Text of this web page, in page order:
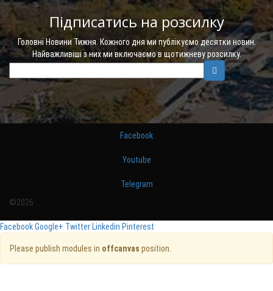
Підписатись на розсилку
Головні Новини Тижня. Кожного дня ми публікуємо десятки новин.
Найважливіші з них ми включаємо в щотижневу розсилку.
Facebook
Youtube
Telegram
©2026
FacebookGoogle+ Twitter Linkedin Pinterest
Please publish modules in offcanvas position.